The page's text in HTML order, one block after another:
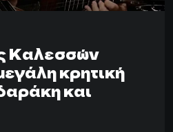
Καλεσσών
κρητική
και